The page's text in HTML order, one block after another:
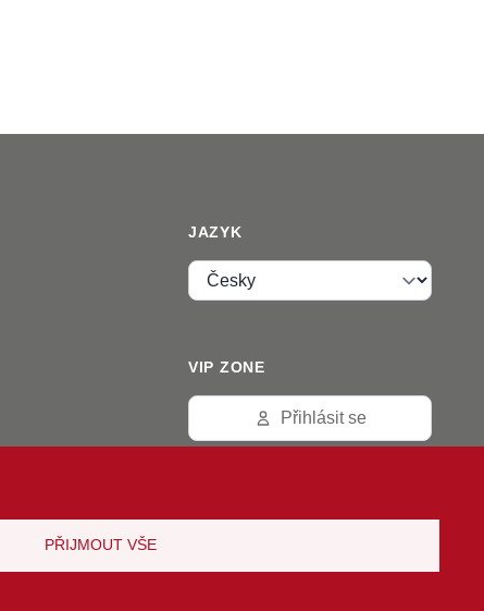
PŘIJMOUT VŠE
JAZYK
Jazyk
VIP ZONE
Přihlásit se